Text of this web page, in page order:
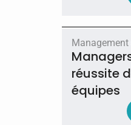
Management
réussite
équipes